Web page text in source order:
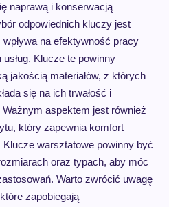
naprawą i konserwacją
odpowiednich kluczy jest
na efektywność pracy
Klucze te powinny
jakością materiałów, z których
się na ich trwałość i
aspektem jest również
który zapewnia komfort
Klucze warsztatowe powinny być
oraz typach, aby móc
Warto zwrócić uwagę
zapobiegają